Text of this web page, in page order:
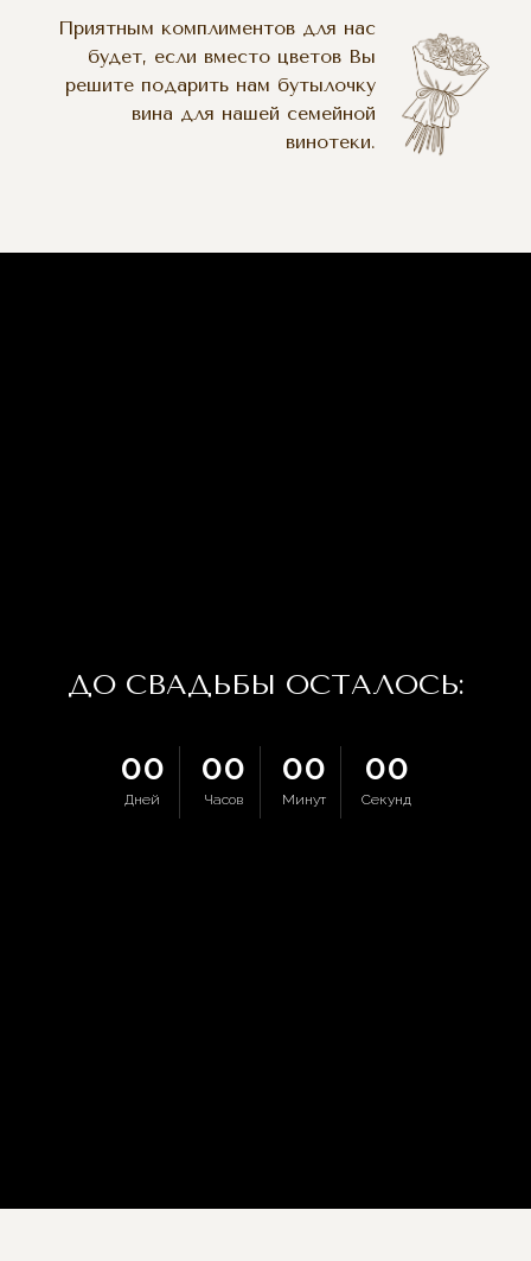
Приятным комплиментов для нас
будет, если вместо цветов Вы
решите подарить нам бутылочку
вина для нашей семейной
винотеки.
ДО СВАДЬБЫ ОСТАЛОСЬ:
00
Дней
00
Часов
00
Минут
00
Секунд